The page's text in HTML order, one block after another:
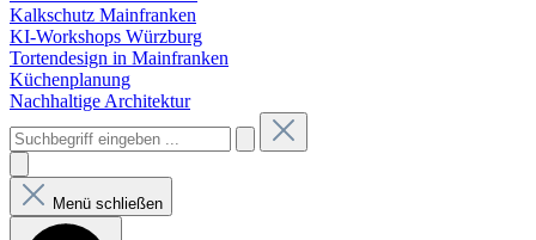
Kalkschutz Mainfranken
KI-Workshops Würzburg
Tortendesign in Mainfranken
Küchenplanung
Nachhaltige Architektur
Menü schließen